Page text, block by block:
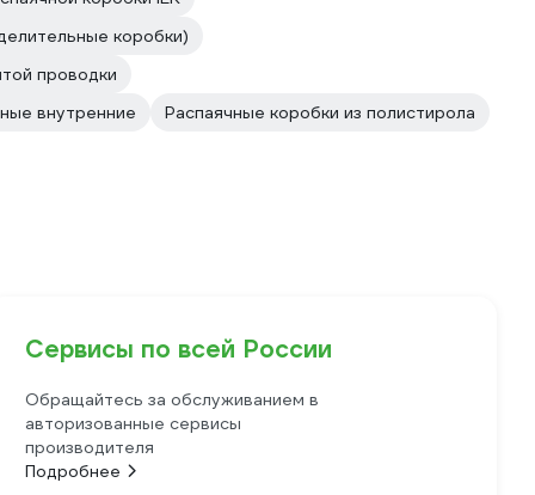
коробки)
проводки
внутренние Распаячные коробки из полистирола
Сервисы по всей России
Обращайтесь за обслуживанием в
авторизованные сервисы
производителя
Подробнее